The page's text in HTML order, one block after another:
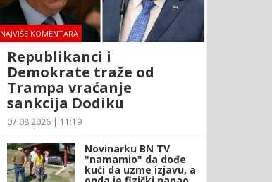
NAJVIŠE KOMENTARA
Republikanci i
Demokrate traže od
Trampa vraćanje
sankcija Dodiku
07.08.2026 | 11:19
Novinarku BN TV
"namamio" da dođe
kući da uzme izjavu, a